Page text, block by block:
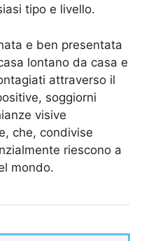
tipo e livello.
e ben presentata
lontano da casa e
attraverso il
soggiorni
visive
che, condivise
riescono a
mondo.